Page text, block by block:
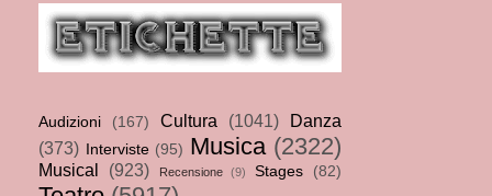
Audizioni (167) Cultura (1041)
Danza
(373)
Interviste (95) Musica (2322)
Musical (923) Recensione (9) Stages (82)